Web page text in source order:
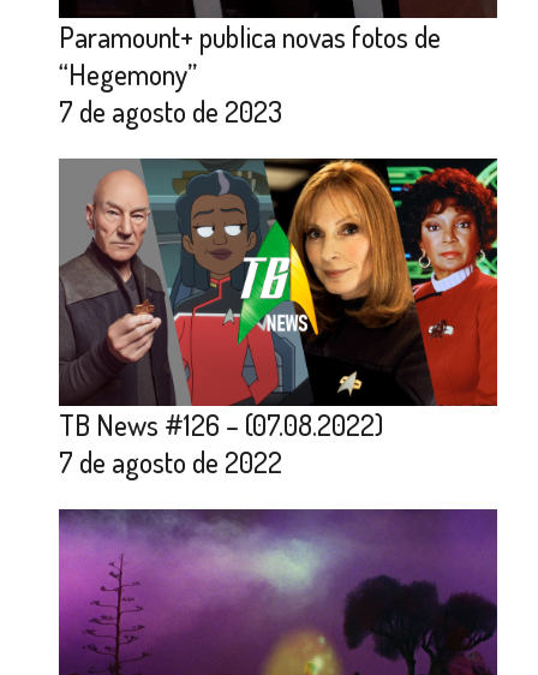
Paramount+ publica novas fotos de
“Hegemony”
7 de agosto de 2023
TB News #126 – (07.08.2022)
7 de agosto de 2022